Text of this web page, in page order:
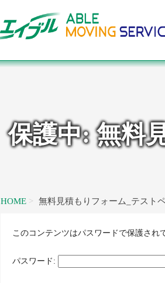
保護中: 無料
HOME 無料見積もりフォーム_テスト
このコンテンツはパスワードで保護され
パスワード: